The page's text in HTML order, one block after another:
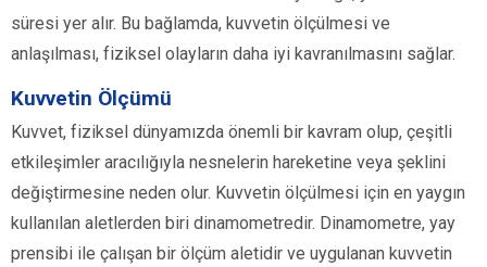
süresi yer alır. Bu bağlamda, kuvvetin ölçülmesi ve
anlaşılması, fiziksel olayların daha iyi kavranılmasını sağlar.
Kuvvetin Ölçümü
Kuvvet, fiziksel dünyamızda önemli bir kavram olup, çeşitli
etkileşimler aracılığıyla nesnelerin hareketine veya şeklini
değiştirmesine neden olur. Kuvvetin ölçülmesi için en yaygın
kullanılan aletlerden biri dinamometredir. Dinamometre, yay
prensibi ile çalışan bir ölçüm aletidir ve uygulanan kuvvetin